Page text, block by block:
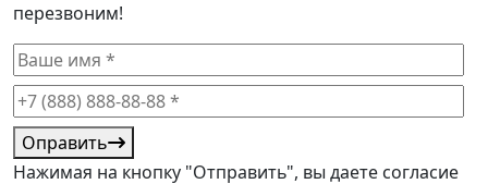
перезвоним!
Оправить
Нажимая на кнопку "Отправить", вы даете согласие